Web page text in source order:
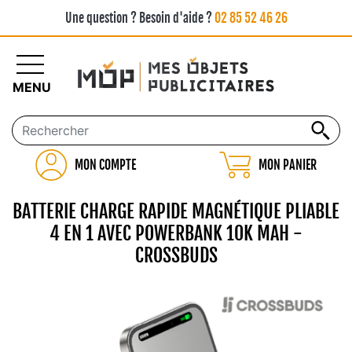
Une question ? Besoin d'aide ?02 85 52 46 26
MON COMPTE MON PANIER
MENU
BATTERIE CHARGE RAPIDE MAGNÉTIQUE PLIABLE
4 EN 1 AVEC POWERBANK 10K MAH -
CROSSBUDS